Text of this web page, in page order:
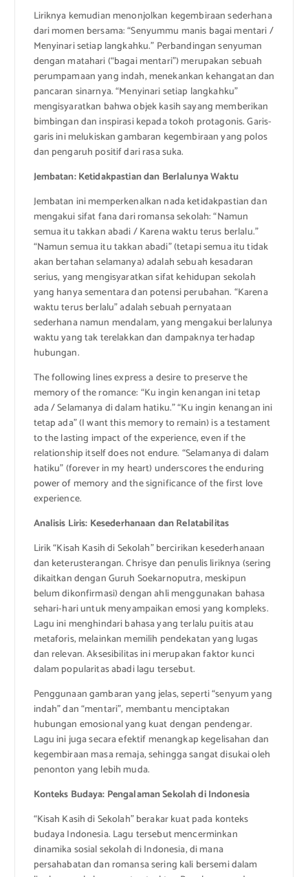
Liriknya kemudian menonjolkan kegembiraan sederhana
dari momen bersama: “Senyummu manis bagai mentari /
Menyinari setiap langkahku.” Perbandingan senyuman
dengan matahari (“bagai mentari”) merupakan sebuah
perumpamaan yang indah, menekankan kehangatan dan
pancaran sinarnya. “Menyinari setiap langkahku”
mengisyaratkan bahwa objek kasih sayang memberikan
bimbingan dan inspirasi kepada tokoh protagonis. Garis-
garis ini melukiskan gambaran kegembiraan yang polos
dan pengaruh positif dari rasa suka.
Jembatan: Ketidakpastian dan Berlalunya Waktu
Jembatan ini memperkenalkan nada ketidakpastian dan
mengakui sifat fana dari romansa sekolah: “Namun
semua itu takkan abadi / Karena waktu terus berlalu.”
“Namun semua itu takkan abadi” (tetapi semua itu tidak
akan bertahan selamanya) adalah sebuah kesadaran
serius, yang mengisyaratkan sifat kehidupan sekolah
yang hanya sementara dan potensi perubahan. “Karena
waktu terus berlalu” adalah sebuah pernyataan
sederhana namun mendalam, yang mengakui berlalunya
waktu yang tak terelakkan dan dampaknya terhadap
hubungan.
The following lines express a desire to preserve the
memory of the romance: “Ku ingin kenangan ini tetap
ada / Selamanya di dalam hatiku.” “Ku ingin kenangan ini
tetap ada” (I want this memory to remain) is a testament
to the lasting impact of the experience, even if the
relationship itself does not endure. “Selamanya di dalam
hatiku” (forever in my heart) underscores the enduring
power of memory and the significance of the first love
experience.
Analisis Liris: Kesederhanaan dan Relatabilitas
Lirik “Kisah Kasih di Sekolah” bercirikan kesederhanaan
dan keterusterangan. Chrisye dan penulis liriknya (sering
dikaitkan dengan Guruh Soekarnoputra, meskipun
belum dikonfirmasi) dengan ahli menggunakan bahasa
sehari-hari untuk menyampaikan emosi yang kompleks.
Lagu ini menghindari bahasa yang terlalu puitis atau
metaforis, melainkan memilih pendekatan yang lugas
dan relevan. Aksesibilitas ini merupakan faktor kunci
dalam popularitas abadi lagu tersebut.
Penggunaan gambaran yang jelas, seperti “senyum yang
indah” dan “mentari”, membantu menciptakan
hubungan emosional yang kuat dengan pendengar.
Lagu ini juga secara efektif menangkap kegelisahan dan
kegembiraan masa remaja, sehingga sangat disukai oleh
penonton yang lebih muda.
Konteks Budaya: Pengalaman Sekolah di Indonesia
“Kisah Kasih di Sekolah” berakar kuat pada konteks
budaya Indonesia. Lagu tersebut mencerminkan
dinamika sosial sekolah di Indonesia, di mana
persahabatan dan romansa sering kali bersemi dalam